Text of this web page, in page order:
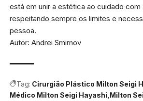
está em unir a estética ao cuidado com
respeitando sempre os limites e
pessoa.
Autor: Andrei Smirnov
Tag: Cirurgião Plástico Milton Seigi
Médico Milton Seigi Hayashi Milton